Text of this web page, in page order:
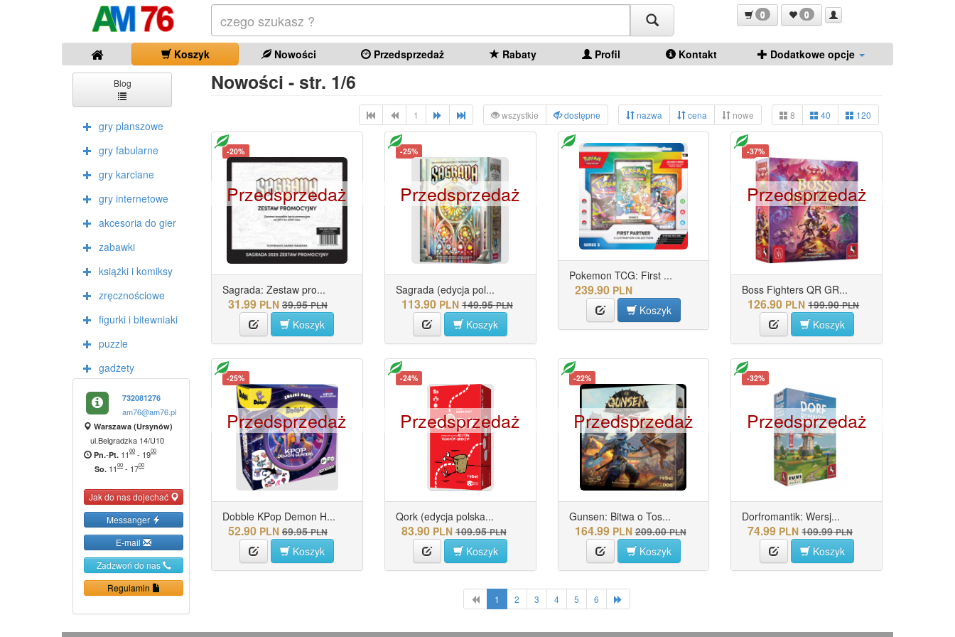
0 0
Koszyk Nowości Przedsprzedaż Rabaty Profil Kontakt Dodatkowe opcje
Blog
gry planszowe
gry fabularne
gry karciane
gry internetowe
akcesoria do gier
zabawki
książki i komiksy
zręcznościowe
figurki i bitewniaki
puzzle
gadżety
732081276
am76@am76.pl
Warszawa (Ursynów)
ul.Belgradzka 14/U10
Pn.-Pt. 1100 - 1900
So. 1100 - 1700
Jak do nas dojechać
Messanger
E-mail
Zadzwoń do nas
Regulamin
Nowości - str. 1/6
1 wszystkie dostępne nazwa cena nowe 8 40 120
-20%
Sagrada: Zestaw pro...
31.99 PLN 39.95 PLN
Koszyk
Przedsprzedaż
-25%
Sagrada (edycja pol...
113.90 PLN 149.95 PLN
Koszyk
Przedsprzedaż
Pokemon TCG: First ...
239.90 PLN
Koszyk
-37%
Boss Fighters QR GR...
126.90 PLN 199.90 PLN
Koszyk
Przedsprzedaż
-25%
Dobble KPop Demon H...
52.90 PLN 69.95 PLN
Koszyk
Przedsprzedaż
-24%
Qork (edycja polska...
83.90 PLN 109.95 PLN
Koszyk
Przedsprzedaż
-22%
Gunsen: Bitwa o Tos...
164.99 PLN 209.00 PLN
Koszyk
Przedsprzedaż
-32%
Dorfromantik: Wersj...
74.99 PLN 109.99 PLN
Koszyk
Przedsprzedaż
1 2 3 4 5 6